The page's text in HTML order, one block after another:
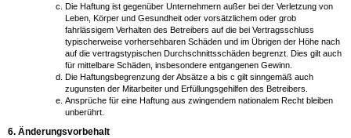
Die Haftung ist gegenüber Unternehmern außer bei der Verletzung von
Leben, Körper und Gesundheit oder vorsätzlichem oder grob
fahrlässigem Verhalten des Betreibers auf die bei Vertragsschluss
typischerweise vorhersehbaren Schäden und im Übrigen der Höhe nach
auf die vertragstypischen Durchschnittsschäden begrenzt. Dies gilt auch
für mittelbare Schäden, insbesondere entgangenen Gewinn.
Die Haftungsbegrenzung der Absätze a bis c gilt sinngemäß auch
zugunsten der Mitarbeiter und Erfüllungsgehilfen des Betreibers.
Ansprüche für eine Haftung aus zwingendem nationalem Recht bleiben
unberührt.
6. Änderungsvorbehalt